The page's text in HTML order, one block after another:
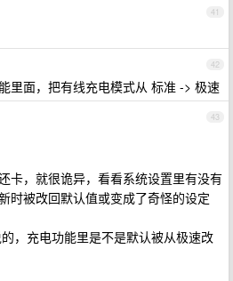
41
42
里面，把有线充电模式从 标准 -> 极速
43
卡，就很诡异，看看系统设置里有没有
时被改回默认值或变成了奇怪的设定
，充电功能里是不是默认被从极速改